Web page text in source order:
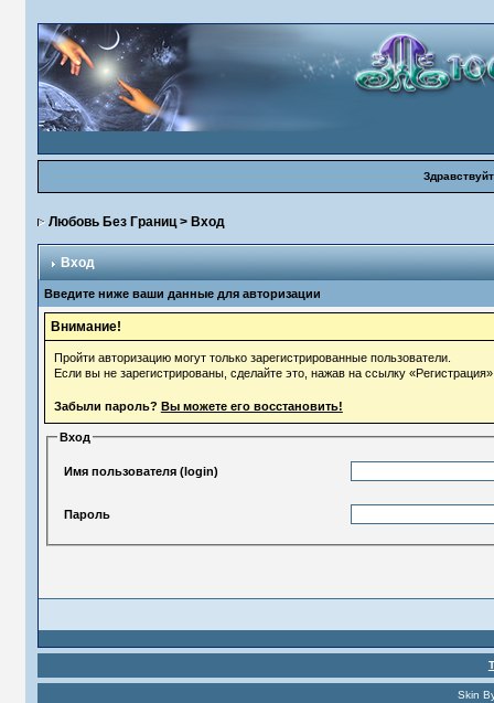
Любовь Без Границ> Вход
Вход
Введите ниже ваши данные для авторизации
Внимание!
Пройти авторизацию могут только зарегистрированные пользователи.
Если вы не зарегистрированы, сделайте это, нажав на ссылку
Забыли пароль? Вы можете его восстановить!
Вход
Имя пользователя (login)
Пароль
Skin